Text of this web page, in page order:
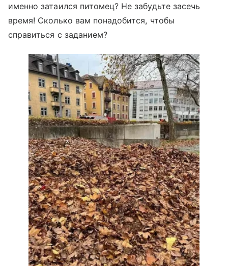
именно затаился питомец? Не забудьте засечь
время! Сколько вам понадобится, чтобы
справиться с заданием?